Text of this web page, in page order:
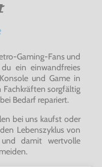
Gaming-Fans und
ein einwandfreies
und Game in
Fachkräften sorgfältig
Bedarf repariert.
bei uns kaufst oder
Lebenszyklus von
damit wertvolle